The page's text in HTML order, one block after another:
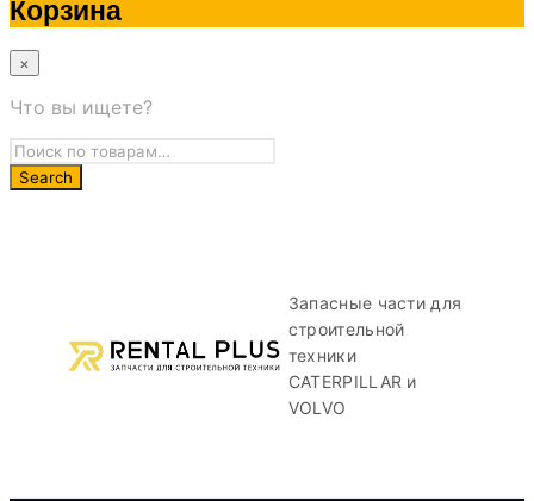
Корзина
×
Что вы ищете?
Запасные части для
строительной
техники
CATERPILLAR и
VOLVO